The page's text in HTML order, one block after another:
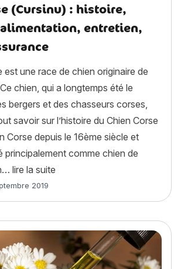
(Cursinu) : histoire,
entretien,
est une race de chien originaire de
chien, qui a longtemps été le
bergers et des chasseurs corses,
savoir sur l’histoire du Chien Corse
Corse depuis le 16ème siècle et
principalement comme chien de
lire la suite
2019